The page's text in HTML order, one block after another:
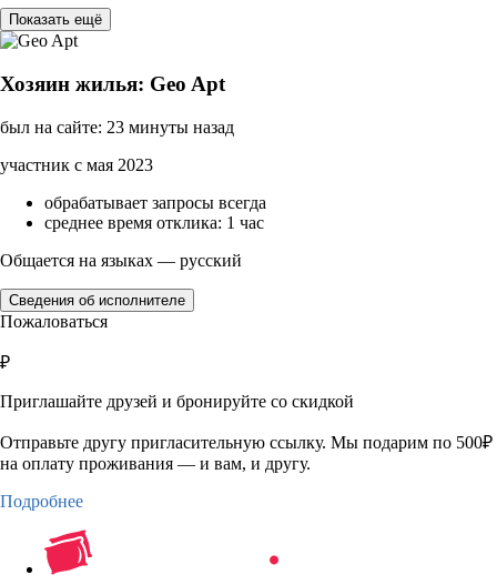
Показать ещё
Хозяин жилья: Geo Apt
был на сайте: 23 минуты назад
участник с мая 2023
обрабатывает запросы всегда
среднее время отклика: 1 час
Общается на языках — русский
Сведения об исполнителе
Пожаловаться
₽
Приглашайте друзей и бронируйте со скидкой
Отправьте другу пригласительную ссылку. Мы подарим по 500₽
на оплату проживания — и вам, и другу.
Подробнее